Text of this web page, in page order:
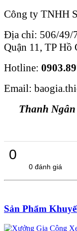
Công ty TNHH
Địa chỉ: 506/49/
Quận 11, TP
Hotline:
Email:
Thanh
0
0 đánh giá
Sản Phẩm